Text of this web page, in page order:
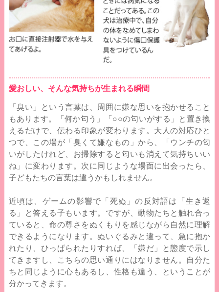
愛おしい、そんな気持ちが生まれる瞬間
「臭い」という言葉は、周囲に嫌な思いを抱かせること
もあります。「何か匂う」「○○の匂いがする」と置き換
えるだけで、伝わる印象が変わります。大人の対応ひと
つで、この場が「臭くて嫌なもの」から、「ウンチの匂
いがしたけれど、お掃除すると匂いも消えて気持ちいい
ね」に変わります。次に同じような場面に出会ったら、
子どもたちの言葉は違うかもしれません。
近頃は、ゲームの影響で「死ぬ」の反対語は「生き返
る」と答える子もいます。ですが、動物たちと触れ合っ
ていると、命の尊さをぬくもりを感じながら自然に理解
できるようになります。ぬいぐるみと違って、急に抱か
れたり、ひっぱられたりすれば、「嫌だ」と態度で示し
てきますし、こちらの思い通りにはなりません。自分た
ちと同じように心もあるし、性格も違う、ということが
分かってきます。